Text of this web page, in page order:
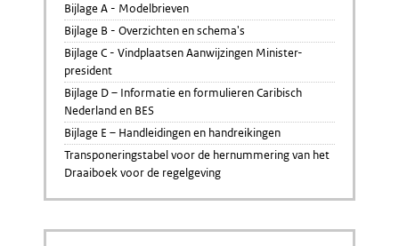
Bijlage A - Modelbrieven
Bijlage B - Overzichten en schema's
Bijlage C - Vindplaatsen Aanwijzingen Minister-
president
Bijlage D – Informatie en formulieren Caribisch
Nederland en BES
Bijlage E – Handleidingen en handreikingen
Transponeringstabel voor de hernummering van het
Draaiboek voor de regelgeving